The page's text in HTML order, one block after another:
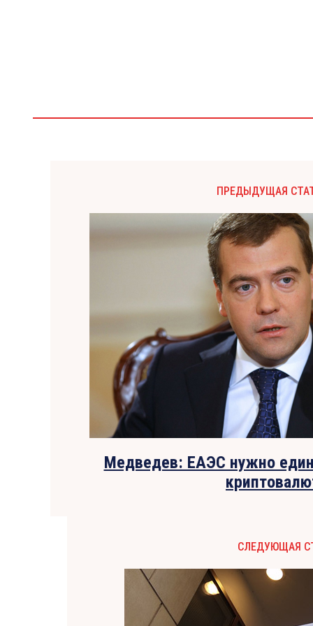
ПРЕДЫДУЩАЯ
Медведев: ЕАЭС нужно
СЛЕДУЮЩАЯ